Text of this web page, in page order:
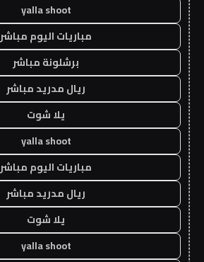
yalla shoot
مباريات اليوم مباشر
برشلونة مباشر
ريال مدريد مباشر
يلا شوت
yalla shoot
مباريات اليوم مباشر
ريال مدريد مباشر
يلا شوت
yalla shoot